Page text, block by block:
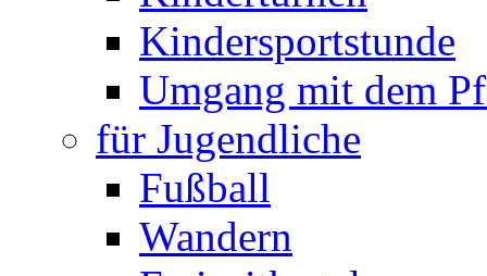
Kindersportstunde
Umgang mit dem
für Jugendliche
Fußball
Wandern